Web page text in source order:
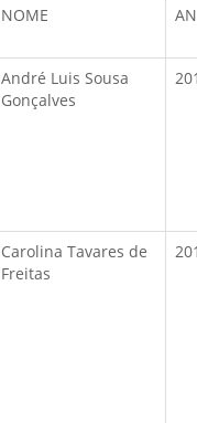
NOME
André Luis Sousa
Gonçalves
Carolina Tavares de
Freitas